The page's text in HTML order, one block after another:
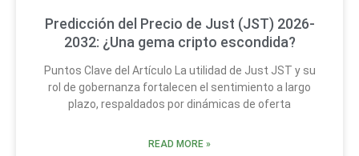
Predicción del Precio de Just (JST) 2026-
2032: ¿Una gema cripto escondida?
Puntos Clave del Artículo La utilidad de Just JST y su
rol de gobernanza fortalecen el sentimiento a largo
plazo, respaldados por dinámicas de oferta
READ MORE »